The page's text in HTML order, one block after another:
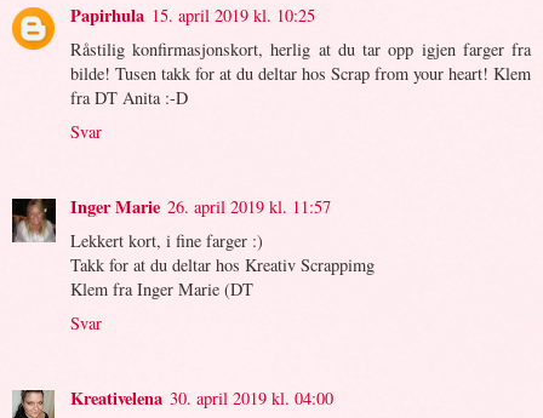
Papirhula 15. april 2019 kl. 10:25
Råstilig konfirmasjonskort, herlig at du tar opp igjen farger fra
bilde! Tusen takk for at du deltar hos Scrap from your heart! Klem
fra DT Anita :-D
Svar
Inger Marie 26. april 2019 kl. 11:57
Lekkert kort, i fine farger :)
Takk for at du deltar hos Kreativ Scrappimg
Klem fra Inger Marie (DT
Svar
Kreativelena 30. april 2019 kl. 04:00